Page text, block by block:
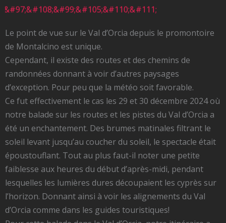
Le point de vue sur le Val d’Orcia depuis le promontoire
de Montalcino est unique.
Cependant, il existe des routes et des chemins de
randonnées donnant à voir d’autres paysages
d’exception. Pour peu que la météo soit favorable.
Ce fut effectivement le cas les 29 et 30 décembre 2024 où
notre balade sur les routes et les pistes du Val d’Orcia a
été un enchantement. Des brumes matinales filtrant le
soleil levant jusqu’au coucher du soleil, le spectacle était
époustouflant. Tout au plus faut-il noter une petite
faiblesse aux heures du début d’après-midi, pendant
lesquelles les lumières dures découpaient les cyprès sur
l’horizon. Donnant ainsi à voir les alignements du Val
d’Orcia comme dans les guides touristiques!